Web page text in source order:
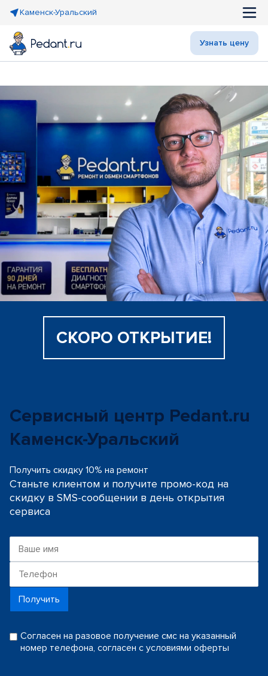
Каменск-Уральский
Узнать цену
СКОРО ОТКРЫТИЕ!
Сервисный центр Pedant.ru
Каменск-Уральский
Получить скидку 10% на ремонт
Станьте клиентом и получите промо-код на
скидку в SMS-сообщении в день открытия
сервиса
Получить
Согласен на разовое получение смс на указанный
номер телефона, согласен с условиями оферты